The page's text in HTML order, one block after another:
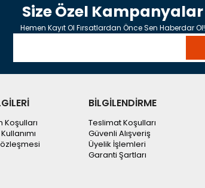
Size Özel Kampanyalar
Hemen Kayıt Ol Fırsatlardan Önce Sen Haberdar Ol!
BİLGİLENDİRME
Teslimat Koşulları
Güvenli Alışveriş
Üyelik İşlemleri
Garanti Şartları